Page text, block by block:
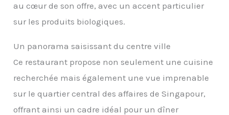
au cœur de son offre, avec un accent particulier
sur les produits biologiques.
Un panorama saisissant du centre ville
Ce restaurant propose non seulement une cuisine
recherchée mais également une vue imprenable
sur le quartier central des affaires de Singapour,
offrant ainsi un cadre idéal pour un dîner